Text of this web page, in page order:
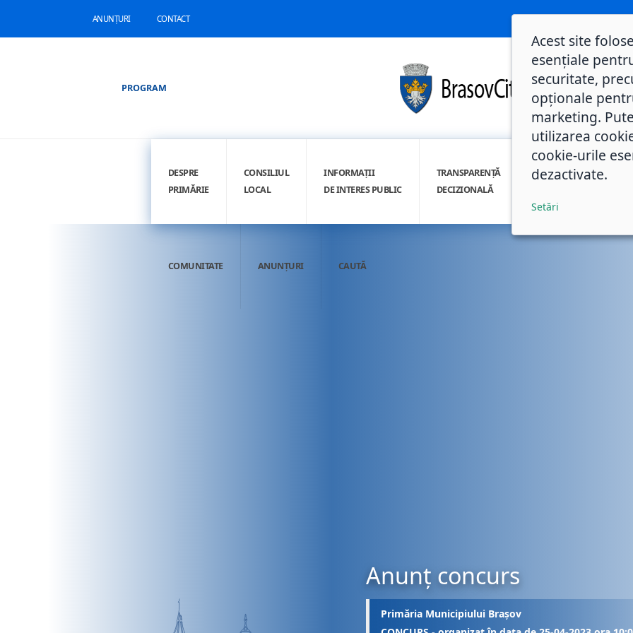
ANUNȚURI CONTACT
PROGRAM
DESPRE
PRIMĂRIE
CONSILIUL
LOCAL
INFORMAȚII
DE INTERES PUBLIC
TRANSPARENȚĂ
DECIZIONALĂ
INTEGRITATE
COMUNITATE ANUNȚURI CAUTĂ
Anunț concurs
Primăria Municipiului Brașov
Acest site
esențiale
securitate,
opționale
marketing.
utilizarea
cookie-urile
dezactivate.
Setări